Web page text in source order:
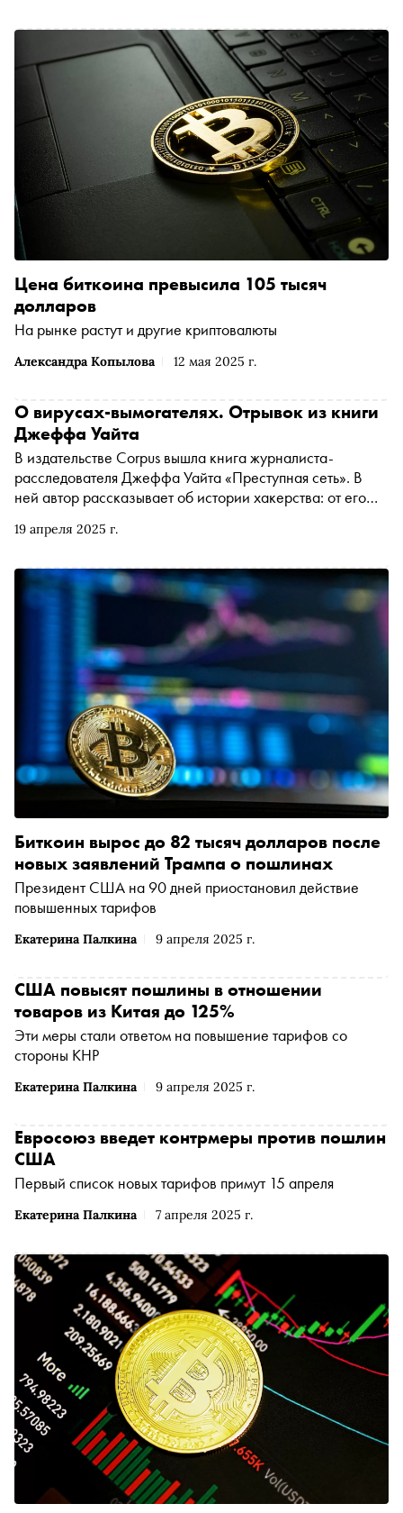
Александра Копылова 12 мая 2025 г.
Цена биткоина превысила 105 тысяч
долларов
На рынке растут и другие криптовалюты
19 апреля 2025 г.
О вирусах-вымогателях. Отрывок из книги
Джеффа Уайта
В издательстве Corpus вышла книга журналиста-
расследователя Джеффа Уайта «Преступная сеть». В
ней автор рассказывает об истории хакерства: от его
трансформации в настоящую индустрию. В книге
способы защиты от них. «Сноб» публикует отрывок
Екатерина Палкина 9 апреля 2025 г.
Биткоин вырос до 82 тысяч долларов после
новых заявлений Трампа о пошлинах
Президент США на 90 дней приостановил действие
повышенных тарифов
Екатерина Палкина 9 апреля 2025 г.
США повысят пошлины в отношении
товаров из Китая до 125%
Эти меры стали ответом на повышение тарифов со
стороны КНР
Екатерина Палкина 7 апреля 2025 г.
Евросоюз введет контрмеры против пошлин
США
Первый список новых тарифов примут 15 апреля